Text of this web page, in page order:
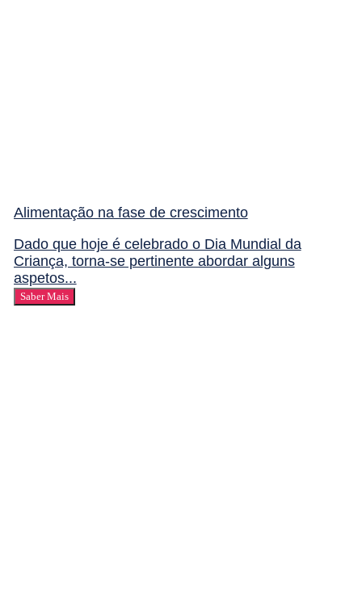
Alimentação na fase de crescimento
Dado que hoje é celebrado o Dia Mundial da
Criança, torna-se pertinente abordar alguns
aspetos...
Saber Mais